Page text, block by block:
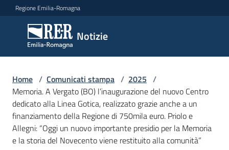
Vai al contenuto
Vai alla navigazione
Vai al footer
Regione Emilia-Romagna
Notizie
Notizie
Comunicati
stampa
Menu selezionato
Cerca
un
comunicato
Home / Comunicati stampa / 2025 /
Memoria. A Vergato (BO) l’inaugurazione del nuovo Centro
dedicato alla Linea Gotica, realizzato grazie anche a un
finanziamento della Regione di 750mila euro. Priolo e
Allegni: “Oggi un nuovo importante presidio per la Memoria
e la storia del Novecento viene restituito alla comunità”